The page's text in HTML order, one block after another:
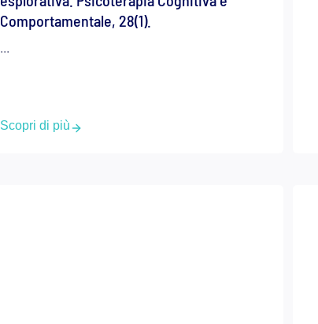
Comportamentale, 28(1).
...
Scopri di più